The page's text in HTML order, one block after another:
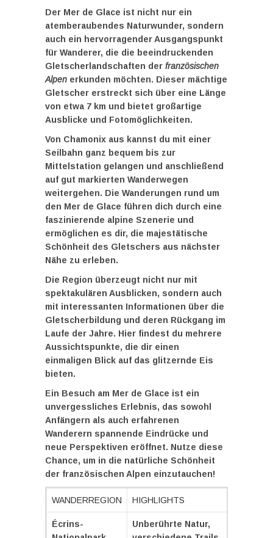
Der Mer de Glace ist nicht nur ein
atemberaubendes Naturwunder, sondern
auch ein hervorragender Ausgangspunkt
für Wanderer, die die beeindruckenden
Gletscherlandschaften der französischen
Alpen erkunden möchten. Dieser mächtige
Gletscher erstreckt sich über eine Länge
von etwa 7 km und bietet großartige
Ausblicke und Fotomöglichkeiten.
Von Chamonix aus kannst du mit einer
Seilbahn ganz bequem bis zur
Mittelstation gelangen und anschließend
auf gut markierten Wanderwegen
weitergehen. Die Wanderungen rund um
den Mer de Glace führen dich durch eine
faszinierende alpine Szenerie und
ermöglichen es dir, die majestätische
Schönheit des Gletschers aus nächster
Nähe zu erleben.
Die Region überzeugt nicht nur mit
spektakulären Ausblicken, sondern auch
mit interessanten Informationen über die
Gletscherbildung und deren Rückgang im
Laufe der Jahre. Hier findest du mehrere
Aussichtspunkte, die dir einen
einmaligen Blick auf das glitzernde Eis
bieten.
Ein Besuch am Mer de Glace ist ein
unvergessliches Erlebnis, das sowohl
Anfängern als auch erfahrenen
Wanderern spannende Eindrücke und
neue Perspektiven eröffnet. Nutze diese
Chance, um in die natürliche Schönheit
der französischen Alpen einzutauchen!
WANDERREGION HIGHLIGHTS
Écrins-
Unberührte Natur,